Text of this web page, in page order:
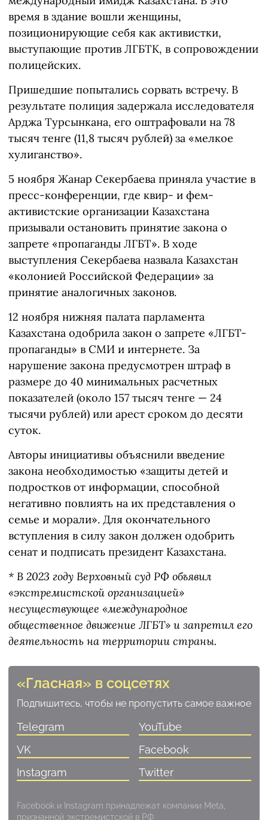
время в здание вошли женщины,
позиционирующие себя как активистки,
выступающие против ЛГБТК, в сопровождении
полицейских.
Пришедшие попытались сорвать встречу. В
результате полиция задержала исследователя
Арджа Турсынкана, его оштрафовали на 78
тысяч тенге (11,8 тысяч рублей) за «мелкое
хулиганство».
5 ноября Жанар Секербаева приняла участие в
пресс-конференции, где квир- и фем-
активистские организации Казахстана
призывали остановить принятие закона о
запрете «пропаганды ЛГБТ». В ходе
выступления Секербаева назвала Казахстан
«колонией Российской Федерации» за
принятие аналогичных законов.
12 ноября нижняя палата парламента
Казахстана одобрила закон о запрете «ЛГБТ-
пропаганды» в СМИ и интернете. За
нарушение закона предусмотрен штраф в
размере до 40 минимальных расчетных
показателей (около 157 тысяч тенге — 24
тысячи рублей) или арест сроком до десяти
суток.
Авторы инициативы объяснили введение
закона необходимостью «защиты детей и
подростков от информации, способной
негативно повлиять на их представления о
семье и морали». Для окончательного
вступления в силу закон должен одобрить
сенат и подписать президент Казахстана.
* В 2023 году Верховный суд РФ объявил
«экстремистской организацией»
несуществующее «международное
общественное движение ЛГБТ» и запретил его
деятельность на территории страны.
«Гласная» в соцсетях
Подпишитесь, чтобы не пропустить самое важное
Telegram
YouTube
VK
Facebook
Instagram
Twitter
Facebook и Instagram принадлежат компании Meta,
признанной экстремистской в РФ